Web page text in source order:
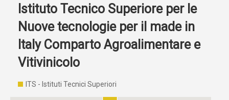
Istituto Tecnico Superiore per le
Nuove tecnologie per il made in
Italy Comparto Agroalimentare e
Vitivinicolo
ITS - Istituti Tecnici Superiori